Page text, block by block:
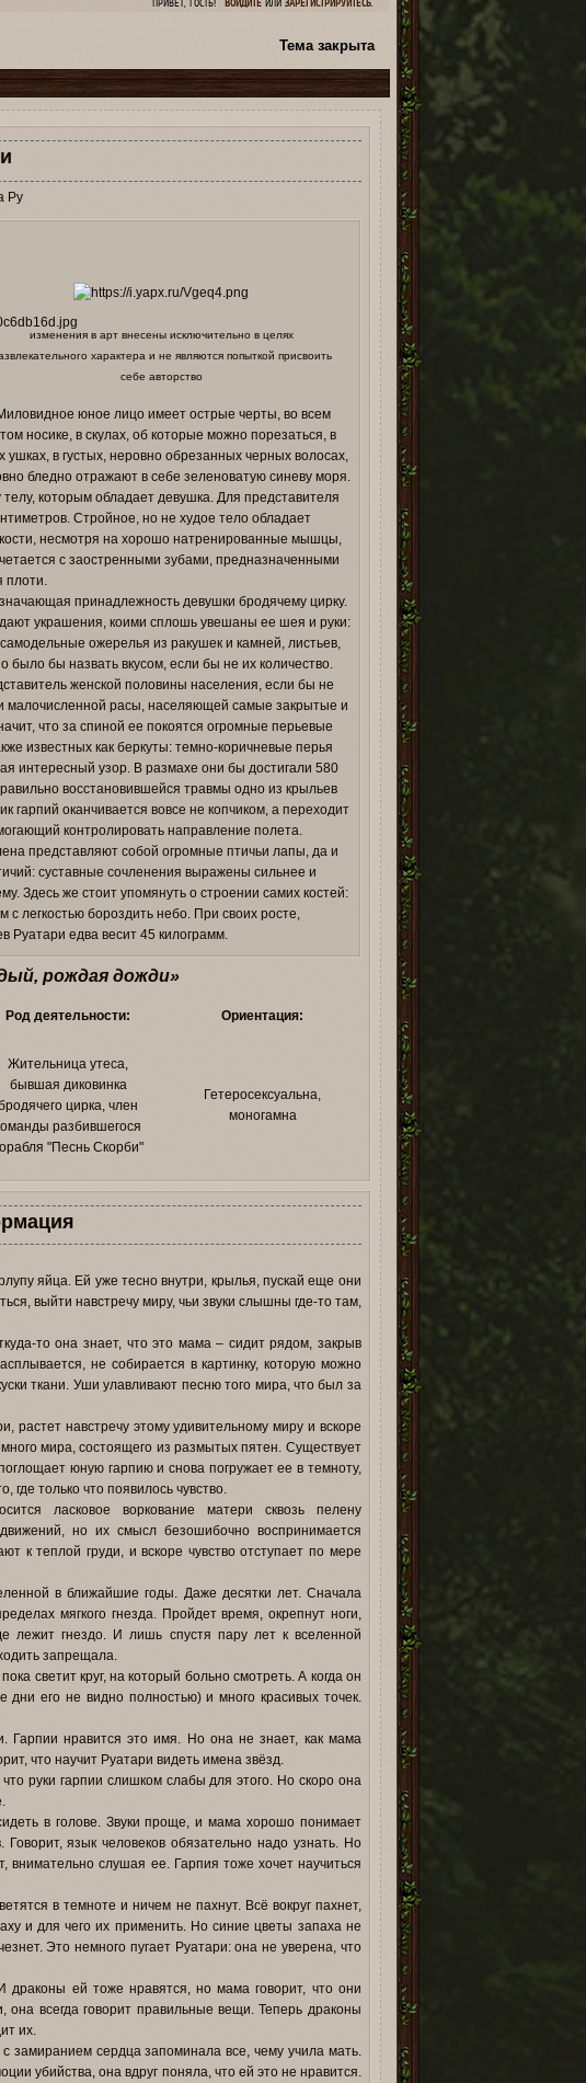
ПРИВЕТ, ГОСТЬ! ВОЙДИТЕ ИЛИ ЗАРЕГИСТРИРУЙТЕСЬ.
Тема закрыта
Ру
изменения в арт внесены исключительно в целях
характера и не являются попыткой присвоить
себе авторство
юное лицо имеет острые черты, во всем
носике, в скулах, об которые можно порезаться, в
в густых, неровно обрезанных черных волосах,
бледно отражают в себе зеленоватую синеву моря.
которым обладает девушка. Для представителя
Стройное, но не худое тело обладает
несмотря на хорошо натренированные мышцы,
с заостренными зубами, предназначенными
плоти.
принадлежность девушки бродячему цирку.
украшения, коими сплошь увешаны ее шея и руки:
ожерелья из ракушек и камней, листьев,
бы назвать вкусом, если бы не их количество.
женской половины населения, если бы не
малочисленной расы, населяющей самые закрытые и
что за спиной ее покоятся огромные перьевые
известных как беркуты: темно-коричневые перья
интересный узор. В размахе они бы достигали 580
восстановившейся травмы одно из крыльев
гарпий оканчивается вовсе не копчиком, а переходит
контролировать направление полета.
представляют собой огромные птичьи лапы, да и
суставные сочленения выражены сильнее и
Здесь же стоит упомянуть о строении самих костей:
с легкостью бороздить небо. При своих росте,
Руатари едва весит 45 килограмм.
рождая дожди»
Род деятельности: Ориентация:
Жительница утеса,
бывшая диковинка
цирка, член
разбившегося
"Песнь Скорби"
Гетеросексуальна,
моногамна
яйца. Ей уже тесно внутри, крылья, пускай еще они
выйти навстречу миру, чьи звуки слышны где-то там,
то она знает, что это мама – сидит рядом, закрыв
не собирается в картинку, которую можно
ткани. Уши улавливают песню того мира, что был за
растет навстречу этому удивительному миру и вскоре
мира, состоящего из размытых пятен. Существует
юную гарпию и снова погружает ее в темноту,
только что появилось чувство.
ласковое воркование матери сквозь пелену
но их смысл безошибочно воспринимается
к теплой груди, и вскоре чувство отступает по мере
в ближайшие годы. Даже десятки лет. Сначала
мягкого гнезда. Пройдет время, окрепнут ноги,
лежит гнездо. И лишь спустя пару лет к вселенной
запрещала.
светит круг, на который больно смотреть. А когда он
его не видно полностью) и много красивых точек.
Гарпии нравится это имя. Но она не знает, как мама
что научит Руатари видеть имена звёзд.
руки гарпии слишком слабы для этого. Но скоро она
в голове. Звуки проще, и мама хорошо понимает
язык человеков обязательно надо узнать. Но
внимательно слушая ее. Гарпия тоже хочет научиться
в темноте и ничем не пахнут. Всё вокруг пахнет,
и для чего их применить. Но синие цветы запаха не
Это немного пугает Руатари: она не уверена, что
ей тоже нравятся, но мама говорит, что они
всегда говорит правильные вещи. Теперь драконы
их.
замиранием сердца запоминала все, чему учила мать.
убийства, она вдруг поняла, что ей это не нравится.